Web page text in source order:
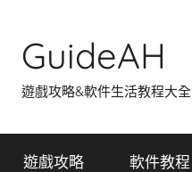
content
GuideAH
遊戲攻略&軟件生活教程大全
遊戲攻略 軟件教程